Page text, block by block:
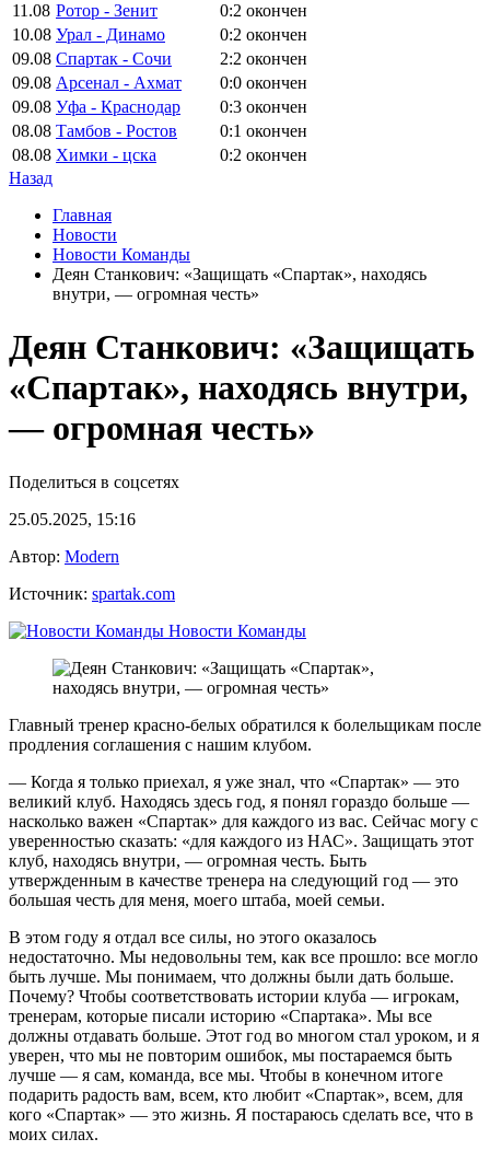
11.08 Ротор - Зенит 0:2 окончен
10.08 Урал - Динамо 0:2 окончен
09.08 Спартак - Сочи 2:2 окончен
09.08 Арсенал - Ахмат 0:0 окончен
09.08 Уфа - Краснодар 0:3 окончен
08.08 Тамбов - Ростов 0:1 окончен
08.08 Химки - цска 0:2 окончен
Назад
Главная
Новости
Новости Команды
Деян Станкович: «Защищать «Спартак», находясь
внутри, — огромная честь»
Деян Станкович: «Защищать
«Спартак», находясь внутри,
— огромная честь»
Поделиться в соцсетях
25.05.2025, 15:16
Автор: Modern
Источник: spartak.com
Новости Команды
Главный тренер красно-белых обратился к болельщикам после
продления соглашения с нашим клубом.
— Когда я только приехал, я уже знал, что «Спартак» — это
великий клуб. Находясь здесь год, я понял гораздо больше —
насколько важен «Спартак» для каждого из вас. Сейчас могу с
уверенностью сказать: «для каждого из НАС». Защищать этот
клуб, находясь внутри, — огромная честь. Быть
утвержденным в качестве тренера на следующий год — это
большая честь для меня, моего штаба, моей семьи.
В этом году я отдал все силы, но этого оказалось
недостаточно. Мы недовольны тем, как все прошло: все могло
быть лучше. Мы понимаем, что должны были дать больше.
Почему? Чтобы соответствовать истории клуба — игрокам,
тренерам, которые писали историю «Спартака». Мы все
должны отдавать больше. Этот год во многом стал уроком, и я
уверен, что мы не повторим ошибок, мы постараемся быть
лучше — я сам, команда, все мы. Чтобы в конечном итоге
подарить радость вам, всем, кто любит «Спартак», всем, для
кого «Спартак» — это жизнь. Я постараюсь сделать все, что в
моих силах.